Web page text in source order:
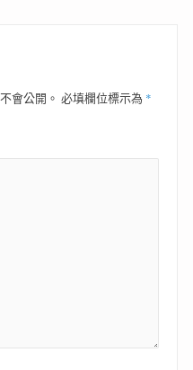
會公開。 必填欄位標示為 *